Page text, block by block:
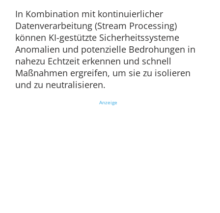
In Kombination mit kontinuierlicher
Datenverarbeitung (Stream Processing)
können KI-gestützte Sicherheitssysteme
Anomalien und potenzielle Bedrohungen in
nahezu Echtzeit erkennen und schnell
Maßnahmen ergreifen, um sie zu isolieren
und zu neutralisieren.
Anzeige